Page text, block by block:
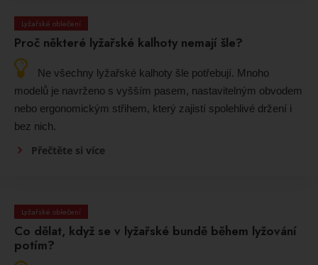
Lyžařské oblečení
Proč některé lyžařské kalhoty nemají šle?
Ne všechny lyžařské kalhoty šle potřebují. Mnoho
modelů je navrženo s vyšším pasem, nastavitelným obvodem
nebo ergonomickým střihem, který zajistí spolehlivé držení i
bez nich.
Přečtěte si více
Lyžařské oblečení
Co dělat, když se v lyžařské bundě během lyžování
potím?